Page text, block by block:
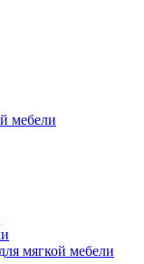
мебели
мягкой мебели